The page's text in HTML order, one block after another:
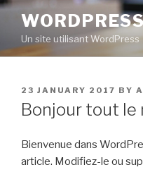
Skip
contentUn site utilisant WordPress
POSTED
ON
23 JANUARY 2017 BY
Bonjour tout le
Bienvenue dans
article. Modifiez-le ou